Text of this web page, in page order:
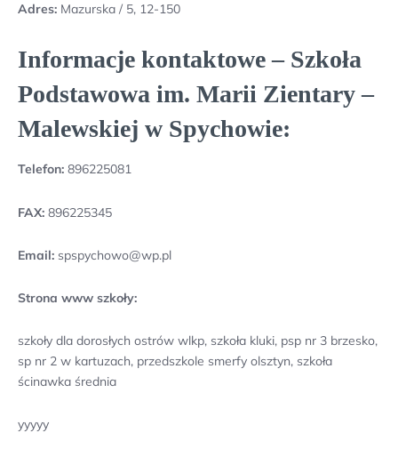
Adres: Mazurska / 5, 12-150
Informacje kontaktowe – Szkoła
Podstawowa im. Marii Zientary –
Malewskiej w Spychowie:
Telefon: 896225081
FAX: 896225345
Email: spspychowo@wp.pl
Strona www szkoły:
szkoły dla dorosłych ostrów wlkp, szkoła kluki, psp nr 3 brzesko,
sp nr 2 w kartuzach, przedszkole smerfy olsztyn, szkoła
ścinawka średnia
yyyyy